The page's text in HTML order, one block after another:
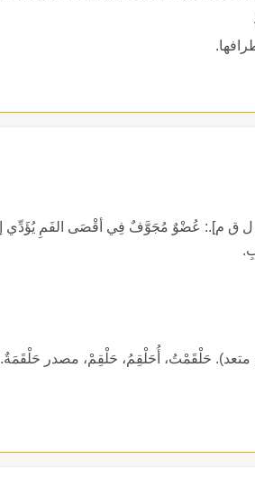
ل ق م].: عُضْوٌ مُجَوَّفٌ فِي أقْصَى الفَمِ يُؤَدِّي
حَلْقَمْتُ، أُحَلْقِمُ، حَلْقِمْ، مصدر حَلْقَمَةٌ.